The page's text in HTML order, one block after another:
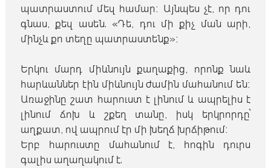
պատրաստում մեզ համար։ Այնպես չէ, որ դու
գնաս, քեզ ասեն. «Դե, դու մի քիչ ման արի,
մինչև քո տեղը պատրաստենք»։
Երկու մարդ միևնույն քաղաքից, որոնք նաև
հարևաններ էին միևնույն ժամին մահանում են։
Առաջինը շատ հարուստ է լինում և ապրելիս է
լինում ճոխ և շքեղ տանը, իսկ երկրորդը՝
աղքատ, ով ապրում էր մի խեղճ խրճիթում։
Երբ հարուստը մահանում է, հոգին դուրս
գալիս աղաղակում է.